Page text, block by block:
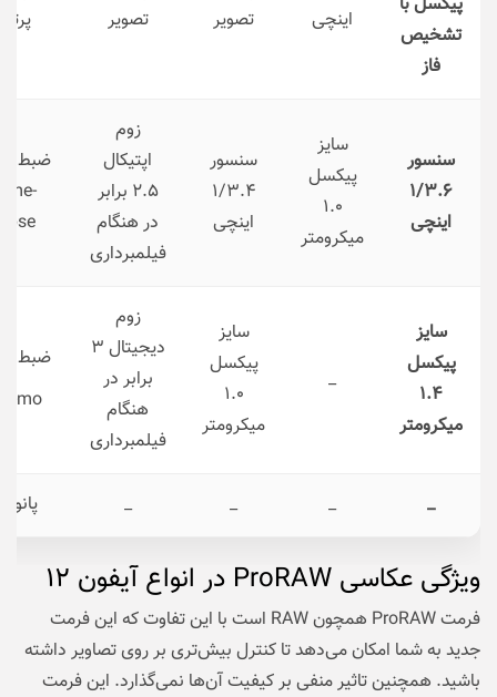
تشخیص
فاز
اینچی
تصویر
تصویر
سنسور
۱/۳.۶
اینچی
سایز
پیکسل
۱.۰
میکرومتر
سنسور
۱/۳.۴
اینچی
زوم
اپتیکال
۲.۵ برابر
در هنگام
فیلمبرداری
ضبط
سایز
پیکسل
۱.۴
میکرومتر
_
سایز
پیکسل
۱.۰
میکرومتر
زوم
دیجیتال ۳
برابر در
هنگام
فیلمبرداری
ضبط
mo
_
_
_
_
ویژگی عکاسی ProRAW در انواع آیفون ۱۲
فرمت ProRAW همچون RAW است با این تفاوت که این فرمت
جدید به شما امکان می‌دهد تا کنترل بیش‌تری بر روی تصاویر داشته
باشید. همچنین تاثیر منفی بر کیفیت آن‌ها نمی‌گذارد. این فرمت